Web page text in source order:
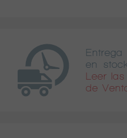
en
Leer
de